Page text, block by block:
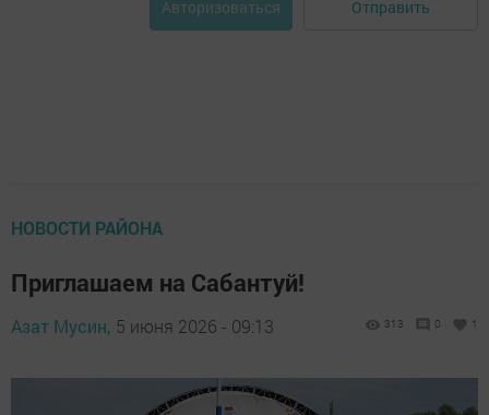
Авторизоваться Отправить
НОВОСТИ РАЙОНА
Приглашаем на Сабантуй!
Азат Мусин, 5 июня 2026 - 09:13 313 0 1